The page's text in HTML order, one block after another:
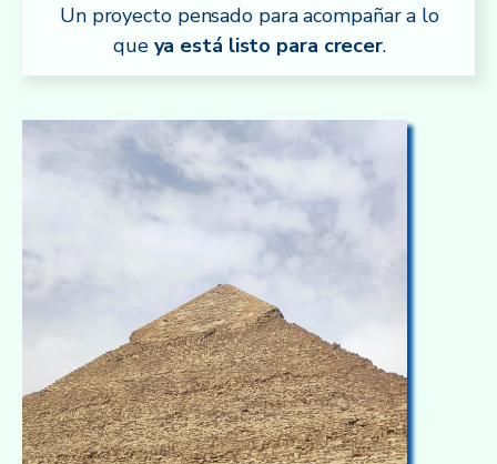
Un proyecto pensado para acompañar a lo
que ya está listo para crecer.